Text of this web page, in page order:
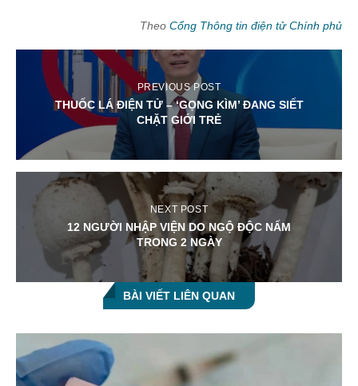
Theo Cổng Thông tin điện tử Chính phủ
PREVIOUS POST
THUỐC LÁ ĐIỆN TỬ – ‘GỌNG KÌM’ ĐANG SIẾT
CHẶT GIỚI TRẺ
NEXT POST
12 NGƯỜI NHẬP VIỆN DO NGỘ ĐỘC NẤM
TRONG 2 NGÀY
BÀI VIẾT LIÊN QUAN